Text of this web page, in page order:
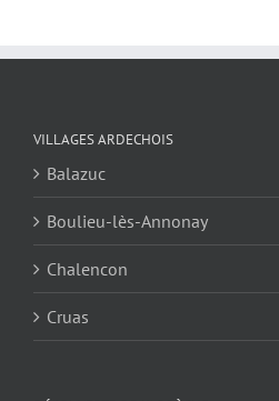
VILLAGES ARDECHOIS
Balazuc
Boulieu-lès-Annonay
Chalencon
Cruas